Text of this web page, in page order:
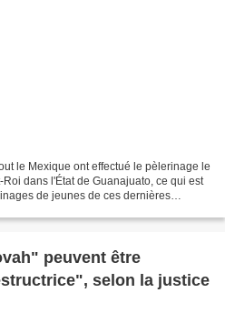
le Mexique ont effectué le pèlerinage le
dans l'État de Guanajuato, ce qui est
de jeunes de ces dernières
peuvent être
selon la justice